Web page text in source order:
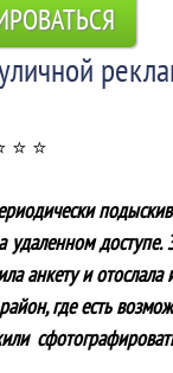
⭐ ⭐
анкету и отослала
где есть